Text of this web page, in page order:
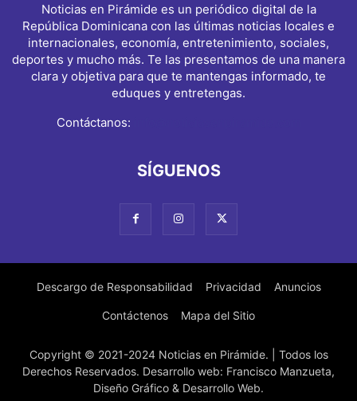
Noticias en Pirámide es un periódico digital de la
República Dominicana con las últimas noticias locales e
internacionales, economía, entretenimiento, sociales,
deportes y mucho más. Te las presentamos de una manera
clara y objetiva para que te mantengas informado, te
eduques y entretengas.
Contáctanos:
SÍGUENOS
Descargo de Responsabilidad Privacidad Anuncios
Contáctenos Mapa del Sitio
Copyright © 2021-2024 Noticias en Pirámide. | Todos los
Derechos Reservados. Desarrollo web: Francisco Manzueta,
Diseño Gráfico & Desarrollo Web.